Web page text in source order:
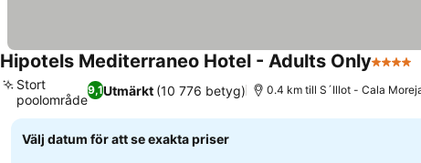
Hipotels Mediterraneo Hotel - Adults Only4
9,1Utmärkt (10 776 betyg)
Stort
poolområde
0.4 km till S´Illot - Cala
Välj datum för att se exakta priser